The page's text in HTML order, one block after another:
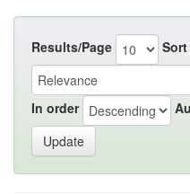
Results/Page
In order